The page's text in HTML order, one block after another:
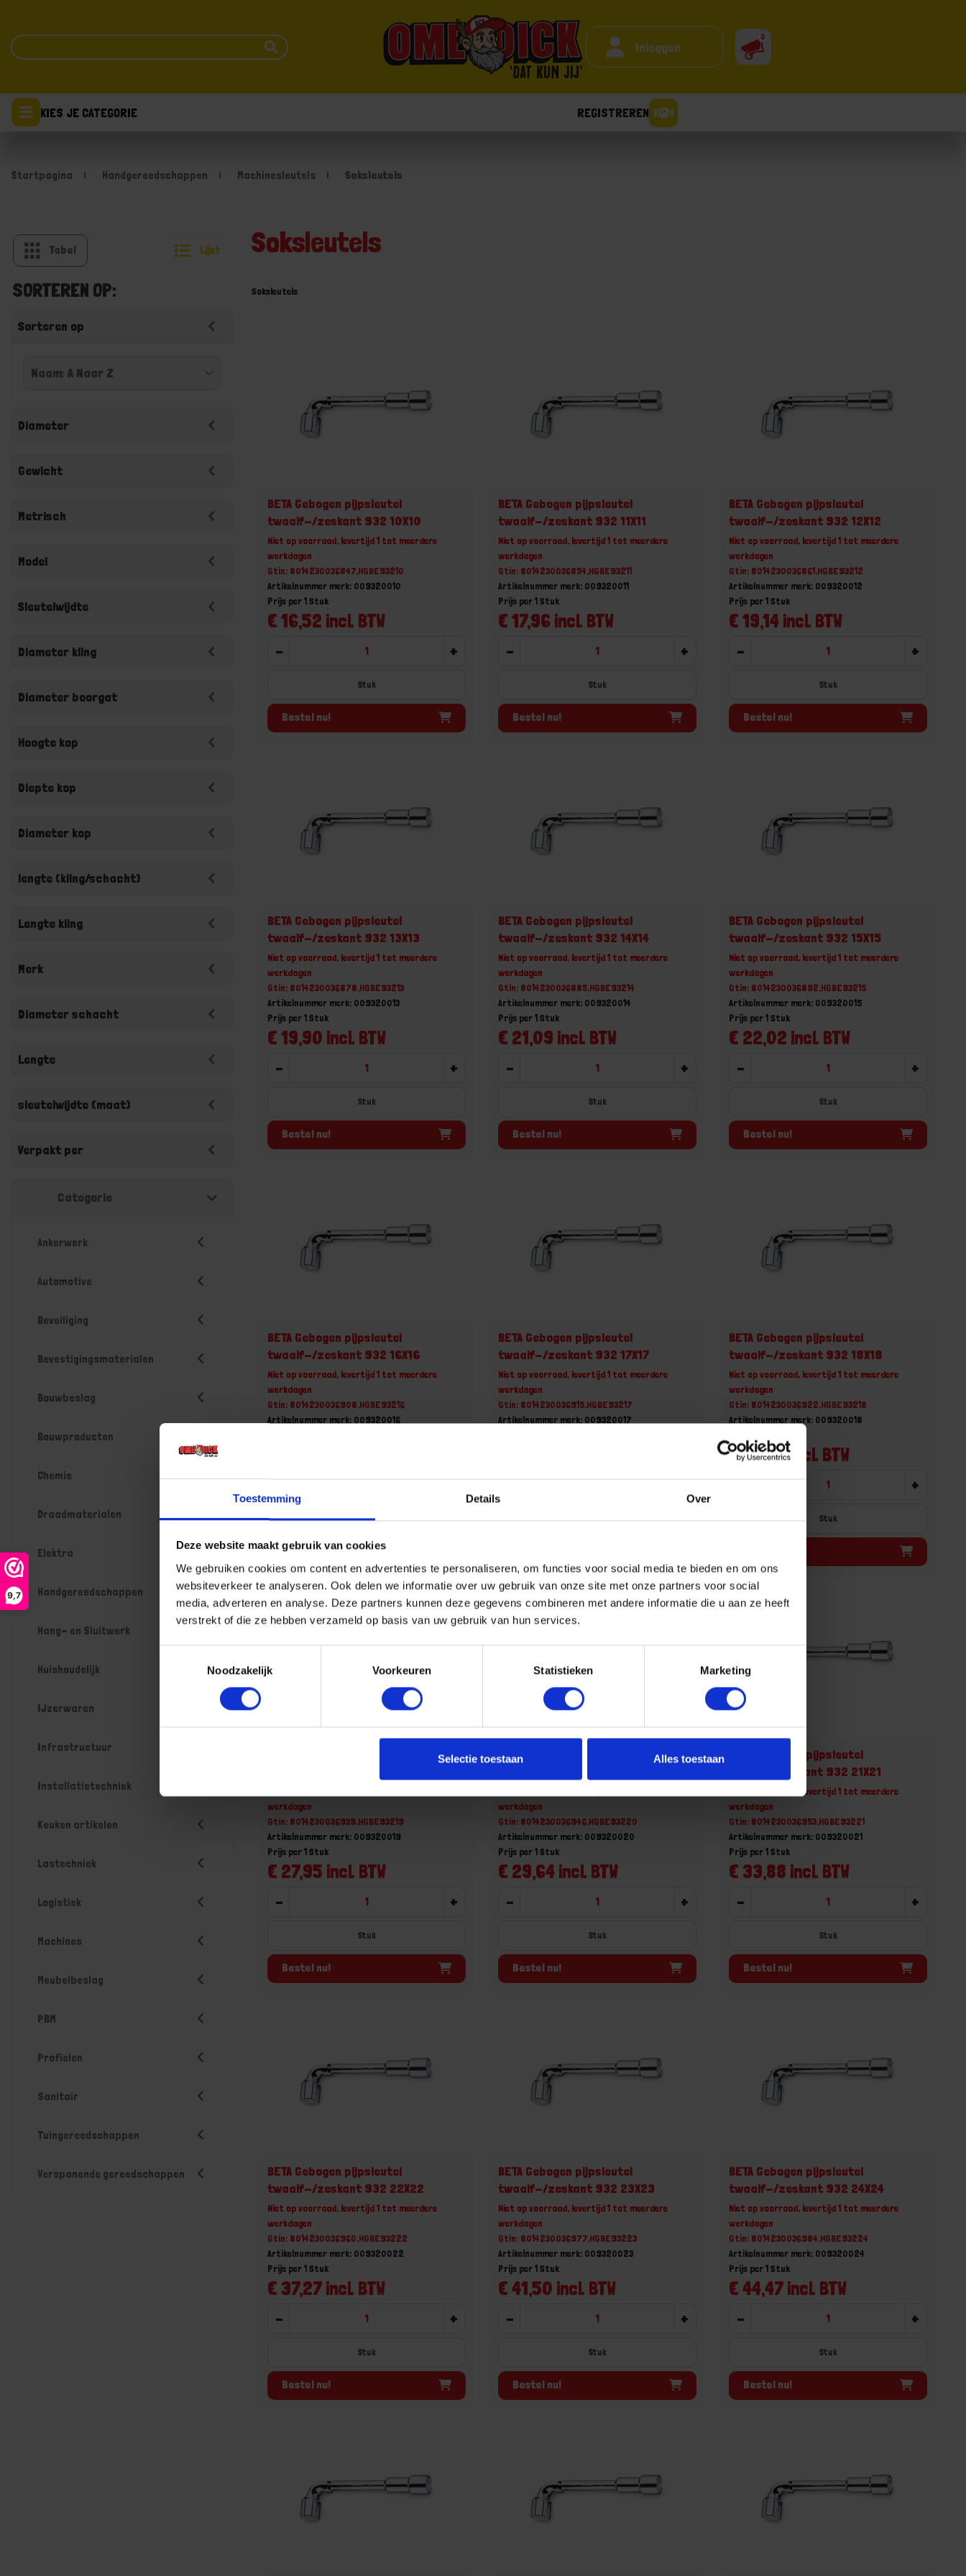
9,7
Toestemming Details Over
Deze website maakt gebruik van cookies
We gebruiken cookies om content en advertenties te personaliseren, om functies voor social media te bieden en om ons
websiteverkeer te analyseren. Ook delen we informatie over uw gebruik van onze site met onze partners voor social
media, adverteren en analyse. Deze partners kunnen deze gegevens combineren met andere informatie die u aan ze heeft
verstrekt of die ze hebben verzameld op basis van uw gebruik van hun services.
Noodzakelijk
Voorkeuren Statistieken Marketing
Selectie toestaan Alles toestaan
Inloggen
0
KIES JE CATEGORIE REGISTREREN
Startpagina Handgereedschappen Machinesleutels Soksleutels
Tabel Lijst
SORTEREN OP:
Sorteren op
Diameter
Gewicht
Metrisch
Model
Sleutelwijdte
Diameter kling
Diameter boorgat
Hoogte kop
Diepte kop
Diameter kop
lengte (kling/schacht)
Lengte kling
Merk
Diameter schacht
Lengte
sleutelwijdte (maat)
Verpakt per
Categorie
Ankerwerk
Automotive
Beveiliging
Bevestigingsmaterialen
Bouwbeslag
Bouwproducten
Chemie
Draadmaterialen
Elektra
Handgereedschappen
Hang- en Sluitwerk
Huishoudelijk
IJzerwaren
Infrastructuur
Installatietechniek
Keuken artikelen
Lastechniek
Logistiek
Machines
Meubelbeslag
PBM
Profielen
Sanitair
Tuingereedschappen
Verspanende gereedschappen
Soksleutels
Soksleutels
BETA Gebogen pijpsleutel
twaalf-/zeskant 932 10X10
Niet op voorraad, levertijd 1 tot meerdere
werkdagen
Gtin: 8014230036847,HGBE93210
Artikelnummer merk: 009320010
€ 16,52 incl. BTW
Prijs per 1 Stuk
- +
Stuk
Bestel nu!
BETA Gebogen pijpsleutel
twaalf-/zeskant 932 11X11
Niet op voorraad, levertijd 1 tot meerdere
werkdagen
Gtin: 8014230036854,HGBE93211
Artikelnummer merk: 009320011
€ 17,96 incl. BTW
Prijs per 1 Stuk
- +
Stuk
Bestel nu!
BETA Gebogen pijpsleutel
twaalf-/zeskant 932 12X12
Niet op voorraad, levertijd 1 tot meerdere
werkdagen
Gtin: 8014230036861,HGBE93212
Artikelnummer merk: 009320012
€ 19,14 incl. BTW
Prijs per 1 Stuk
- +
Stuk
Bestel nu!
BETA Gebogen pijpsleutel
twaalf-/zeskant 932 13X13
Niet op voorraad, levertijd 1 tot meerdere
werkdagen
Gtin: 8014230036878,HGBE93213
Artikelnummer merk: 009320013
€ 19,90 incl. BTW
Prijs per 1 Stuk
- +
Stuk
Bestel nu!
BETA Gebogen pijpsleutel
twaalf-/zeskant 932 14X14
Niet op voorraad, levertijd 1 tot meerdere
werkdagen
Gtin: 8014230036885,HGBE93214
Artikelnummer merk: 009320014
€ 21,09 incl. BTW
Prijs per 1 Stuk
- +
Stuk
Bestel nu!
BETA Gebogen pijpsleutel
twaalf-/zeskant 932 15X15
Niet op voorraad, levertijd 1 tot meerdere
werkdagen
Gtin: 8014230036892,HGBE93215
Artikelnummer merk: 009320015
€ 22,02 incl. BTW
Prijs per 1 Stuk
- +
Stuk
Bestel nu!
BETA Gebogen pijpsleutel
twaalf-/zeskant 932 16X16
Niet op voorraad, levertijd 1 tot meerdere
werkdagen
Gtin: 8014230036908,HGBE93216
Artikelnummer merk: 009320016
- +
Stuk
Bestel nu!
BETA Gebogen pijpsleutel
twaalf-/zeskant 932 17X17
Niet op voorraad, levertijd 1 tot meerdere
werkdagen
Gtin: 8014230036915,HGBE93217
Artikelnummer merk: 009320017
- +
Stuk
BETA Gebogen pijpsleutel
twaalf-/zeskant 932 18X18
Niet op voorraad, levertijd 1 tot meerdere
werkdagen
Gtin: 8014230036922,HGBE93218
Artikelnummer merk: 009320018
€ 25,83 incl. BTW
- +
Stuk
werkdagen
Gtin: 8014230036939,HGBE93219
Artikelnummer merk: 009320019
€ 27,95 incl. BTW
Prijs per 1 Stuk
- +
Stuk
Bestel nu!
BETA Gebogen pijpsleutel
werkdagen
Gtin: 8014230036946,HGBE93220
Artikelnummer merk: 009320020
€ 29,64 incl. BTW
Prijs per 1 Stuk
- +
Stuk
Bestel nu!
BETA Gebogen pijpsleutel
twaalf-/zeskant 932 21X21
Niet op voorraad, levertijd 1 tot meerdere
werkdagen
Gtin: 8014230036953,HGBE93221
Artikelnummer merk: 009320021
€ 33,88 incl. BTW
Prijs per 1 Stuk
- +
Stuk
Bestel nu!
BETA Gebogen pijpsleutel
twaalf-/zeskant 932 22X22
Niet op voorraad, levertijd 1 tot meerdere
werkdagen
Gtin: 8014230036960,HGBE93222
Artikelnummer merk: 009320022
€ 37,27 incl. BTW
Prijs per 1 Stuk
- +
Stuk
Bestel nu!
BETA Gebogen pijpsleutel
twaalf-/zeskant 932 23X23
Niet op voorraad, levertijd 1 tot meerdere
werkdagen
Gtin: 8014230036977,HGBE93223
Artikelnummer merk: 009320023
€ 41,50 incl. BTW
Prijs per 1 Stuk
- +
Stuk
Bestel nu!
BETA Gebogen pijpsleutel
twaalf-/zeskant 932 24X24
Niet op voorraad, levertijd 1 tot meerdere
werkdagen
Gtin: 8014230036984,HGBE93224
Artikelnummer merk: 009320024
€ 44,47 incl. BTW
Prijs per 1 Stuk
- +
Stuk
Bestel nu!